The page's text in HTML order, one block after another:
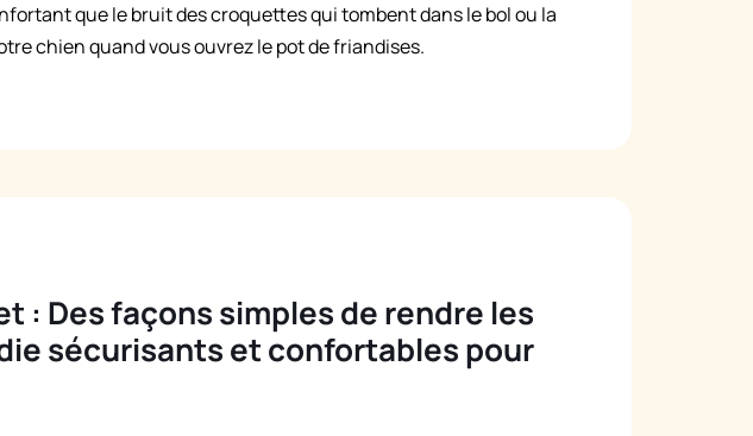
que le bruit des croquettes qui tombent dans le bol ou la
chien quand vous ouvrez le pot de friandises.
: Des façons simples de rendre les
sécurisants et confortables pour